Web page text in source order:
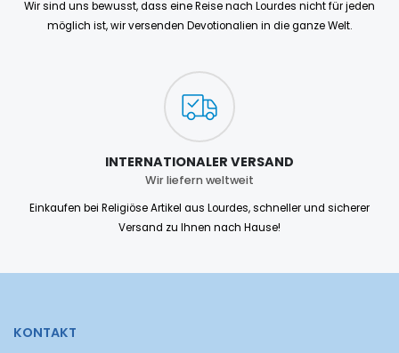
Wir sind uns bewusst, dass eine Reise nach Lourdes nicht für jeden
möglich ist, wir versenden Devotionalien in die ganze Welt.
INTERNATIONALER VERSAND
Wir liefern weltweit
Einkaufen bei Religiöse Artikel aus Lourdes, schneller und sicherer
Versand zu Ihnen nach Hause!
KONTAKT